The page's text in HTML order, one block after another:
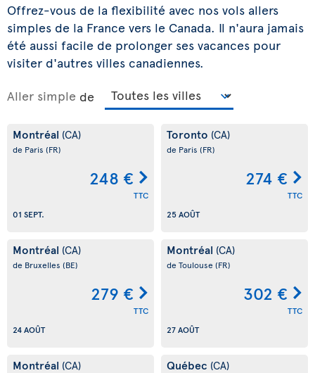
Offrez-vous de la flexibilité avec nos vols allers
simples de la France vers le Canada. Il n'aura jamais
été aussi facile de prolonger ses vacances pour
visiter d'autres villes canadiennes.
Aller simple de
Montréal (CA)
de Paris (FR)
248 €
TTC
01 SEPT.
Toronto (CA)
de Paris (FR)
274 €
TTC
25 AOÛT
Montréal (CA)
de Bruxelles (BE)
279 €
TTC
24 AOÛT
Montréal (CA)
de Toulouse (FR)
302 €
TTC
27 AOÛT
Montréal (CA) Québec (CA)